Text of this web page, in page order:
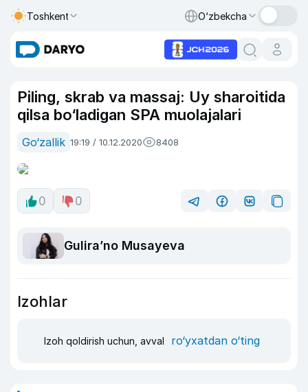
Toshkent O‘zbekcha
Piling, skrab va massaj: Uy sharoitida
qilsa bo‘ladigan SPA muolajalari
Go‘zallik 19:19 / 10.12.2020 8408
0 0
Guliraʼno Musayeva
Izohlar
Izoh qoldirish uchun, avval ro‘yxatdan o‘ting